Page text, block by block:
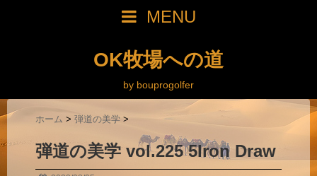
MENU
OK牧場への道
by bouprogolfer
ホーム > 弾道の美学 >
弾道の美学 vol.225 5Iron Draw